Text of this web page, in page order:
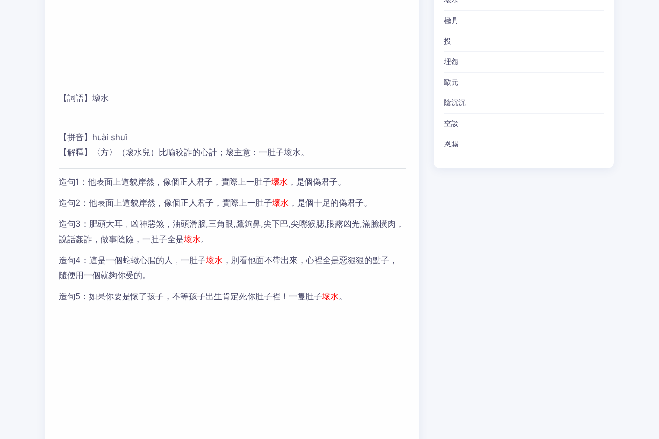
【詞語】壞水
【拼音】huài shuǐ
【解釋】〈方〉（壞水兒）比喻狡詐的心計；壞主意：一肚子壞水。
造句1： 他表面上道貌岸然，像個正人君子，實際上一肚子壞水 ，是個偽君子。
造句2： 他表面上道貌岸然，像個正人君子，實際上一肚子壞水 ，是個十足的偽君子。
造句3： 肥頭大耳，凶神惡煞，油頭滑腦,三角眼,鷹鉤鼻,尖下巴,尖嘴猴腮,眼露凶光,滿臉橫肉，
說話姦詐，做事陰險，一肚子全是壞水。
造句4： 這是一個蛇蠍心腸的人，一肚子壞水 ，別看他面不帶出來，心裡全是惡狠狠的點子，
隨便用一個就夠你受的。
造句5： 如果你要是懷了孩子，不等孩子出生肯定死你肚子裡！一隻肚子壞水。
極具
投
埋怨
歐元
陰沉沉
空談
恩賜